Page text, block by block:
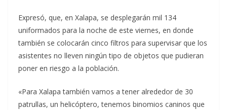
Expresó, que, en Xalapa, se desplegarán mil 134
uniformados para la noche de este viernes, en donde
también se colocarán cinco filtros para supervisar que los
asistentes no lleven ningún tipo de objetos que pudieran
poner en riesgo a la población.
«Para Xalapa también vamos a tener alrededor de 30
patrullas, un helicóptero, tenemos binomios caninos que